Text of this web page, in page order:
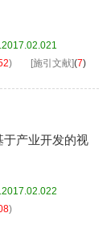
) [施引文献](7)
产业开发的视
)